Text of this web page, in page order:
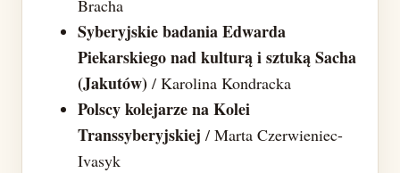
Bracha
Syberyjskie badania Edwarda
Piekarskiego nad kulturą i sztuką Sacha
(Jakutów) / Karolina Kondracka
Polscy kolejarze na Kolei
Transsyberyjskiej / Marta Czerwieniec-
Ivasyk